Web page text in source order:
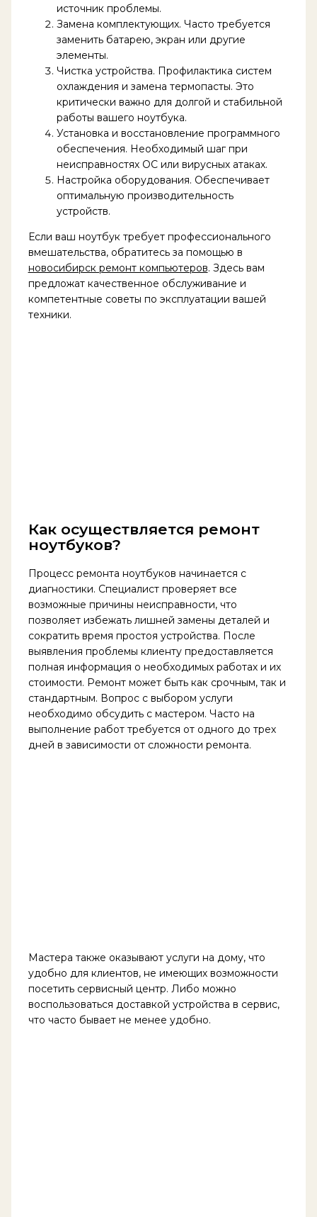
источник проблемы.
Замена комплектующих. Часто требуется
заменить батарею, экран или другие
элементы.
Чистка устройства. Профилактика систем
охлаждения и замена термопасты. Это
критически важно для долгой и стабильной
работы вашего ноутбука.
Установка и восстановление программного
обеспечения. Необходимый шаг при
неисправностях ОС или вирусных атаках.
Настройка оборудования. Обеспечивает
оптимальную производительность
устройств.
Если ваш ноутбук требует профессионального
вмешательства, обратитесь за помощью в
новосибирск ремонт компьютеров. Здесь вам
предложат качественное обслуживание и
компетентные советы по эксплуатации вашей
техники.
Как осуществляется ремонт
ноутбуков?
Процесс ремонта ноутбуков начинается с
диагностики. Специалист проверяет все
возможные причины неисправности, что
позволяет избежать лишней замены деталей и
сократить время простоя устройства. После
выявления проблемы клиенту предоставляется
полная информация о необходимых работах и их
стоимости. Ремонт может быть как срочным, так и
стандартным. Вопрос с выбором услуги
необходимо обсудить с мастером. Часто на
выполнение работ требуется от одного до трех
дней в зависимости от сложности ремонта.
Мастера также оказывают услуги на дому, что
удобно для клиентов, не имеющих возможности
посетить сервисный центр. Либо можно
воспользоваться доставкой устройства в сервис,
что часто бывает не менее удобно.